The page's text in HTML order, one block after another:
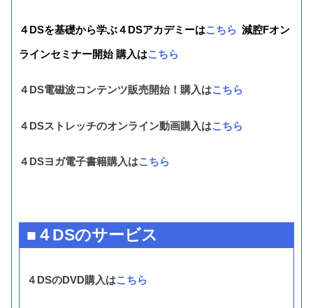
４DSを基礎から学ぶ４DSアカデミーはこちら 減腔Fオン
ラインセミナー開始 購入はこちら
４DS電磁波コンテンツ販売開始！購入はこちら
４DSストレッチのオンライン動画購入はこちら
４DSヨガ電子書籍購入はこちら
■４DSのサービス
４DSのDVD購入はこちら